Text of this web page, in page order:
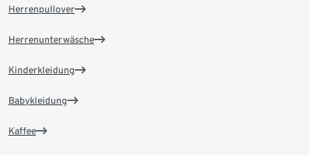
Herrenpullover
Herrenunterwäsche
Kinderkleidung
Babykleidung
Kaffee